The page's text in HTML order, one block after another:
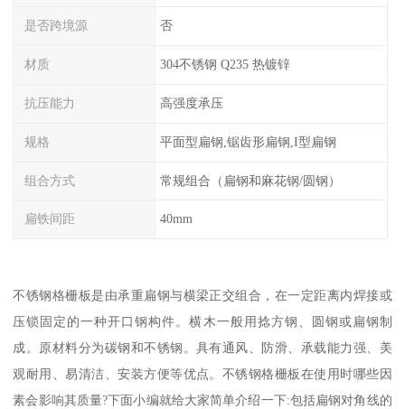
是否跨境源 否
材质 304不锈钢 Q235 热镀锌
抗压能力 高强度承压
规格 平面型扁钢,锯齿形扁钢,I型扁钢
组合方式 常规组合（扁钢和麻花钢/圆钢）
扁铁间距 40mm
不锈钢格栅板是由承重扁钢与横梁正交组合，在一定距离内焊接或
压锁固定的一种开口钢构件。横木一般用捻方钢、圆钢或扁钢制
成。原材料分为碳钢和不锈钢。具有通风、防滑、承载能力强、美
观耐用、易清洁、安装方便等优点。不锈钢格栅板在使用时哪些因
素会影响其质量?下面小编就给大家简单介绍一下:包括扁钢对角线的